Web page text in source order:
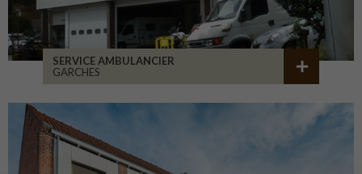
SERVICE AMBULANCIER
GARCHES